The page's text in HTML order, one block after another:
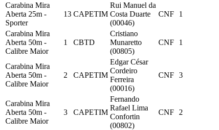
Carabina Mira
Aberta 25m -
Sporter
13 CAPETIM
Rui Manuel da
Costa Duarte
(00046)
CNF 1
Carabina Mira
Aberta 50m -
Calibre Maior
1 CBTD
Cristiano
Munaretto
(00805)
CNF 1
Carabina Mira
Aberta 50m -
Calibre Maior
2 CAPETIM
Edgar César
Cordeiro
Ferreira
(00016)
CNF 3
Carabina Mira
Aberta 50m -
Calibre Maior
3 CAPETIM
Fernando
Rafael Lima
Confortin
(00802)
CNF 2